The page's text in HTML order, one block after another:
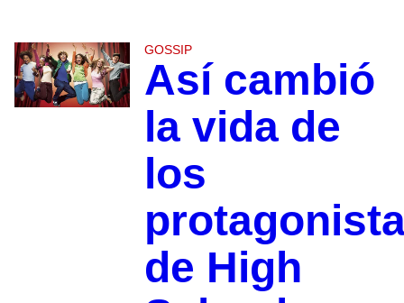
GOSSIP
Así cambió
la vida de
los
de High